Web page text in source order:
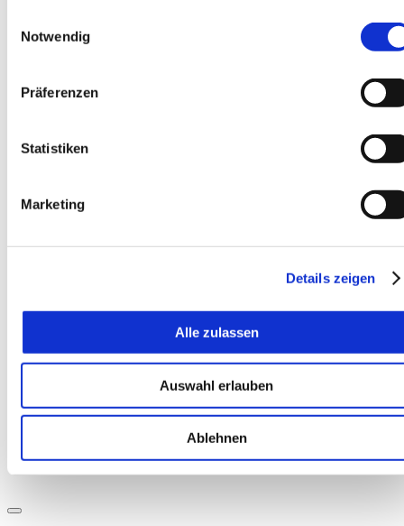
Notwendig
Präferenzen
Statistiken
Marketing
Details zeigen
Alle zulassen
Auswahl erlauben
Ablehnen
Das Unternehmen
Jobs